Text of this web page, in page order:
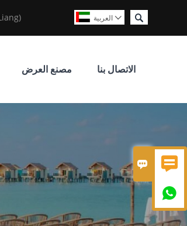
 

 العربية 
مصنع العرض الاتصال بنا